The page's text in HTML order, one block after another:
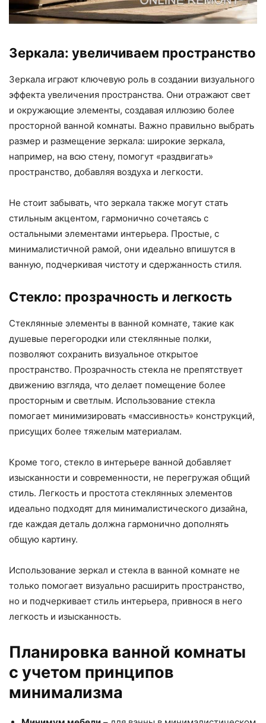
Зеркала: увеличиваем пространство
Зеркала играют ключевую роль в создании визуального
эффекта увеличения пространства. Они отражают свет
и окружающие элементы, создавая иллюзию более
просторной ванной комнаты. Важно правильно выбрать
размер и размещение зеркала: широкие зеркала,
например, на всю стену, помогут «раздвигать»
пространство, добавляя воздуха и легкости.
Не стоит забывать, что зеркала также могут стать
стильным акцентом, гармонично сочетаясь с
остальными элементами интерьера. Простые, с
минималистичной рамой, они идеально впишутся в
ванную, подчеркивая чистоту и сдержанность стиля.
Стекло: прозрачность и легкость
Стеклянные элементы в ванной комнате, такие как
душевые перегородки или стеклянные полки,
позволяют сохранить визуальное открытое
пространство. Прозрачность стекла не препятствует
движению взгляда, что делает помещение более
просторным и светлым. Использование стекла
помогает минимизировать «массивность» конструкций,
присущих более тяжелым материалам.
Кроме того, стекло в интерьере ванной добавляет
изысканности и современности, не перегружая общий
стиль. Легкость и простота стеклянных элементов
идеально подходят для минималистического дизайна,
где каждая деталь должна гармонично дополнять
общую картину.
Использование зеркал и стекла в ванной комнате не
только помогает визуально расширить пространство,
но и подчеркивает стиль интерьера, привнося в него
легкость и изысканность.
Планировка ванной комнаты
с учетом принципов
минимализма